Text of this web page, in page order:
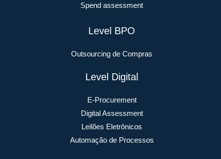
Spend assessment
Level BPO
Outsourcing de Compras
Level Digital
E-Procurement
Digital Assessment
Leilões Eletrônicos
Automação de Processos